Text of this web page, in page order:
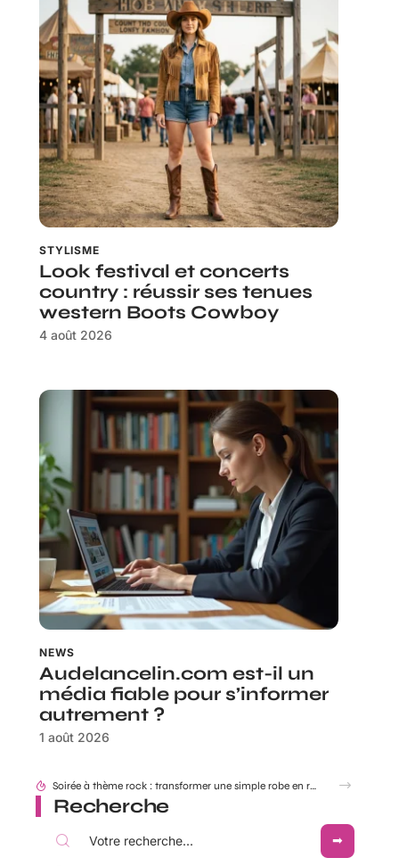
STYLISME
Look festival et concerts
country : réussir ses tenues
western Boots Cowboy
4 août 2026
NEWS
Audelancelin.com est-il un
média fiable pour s’informer
autrement ?
1 août 2026
Look festival et concerts country : réussir ses tenues western Boots Cowboy
Recherche